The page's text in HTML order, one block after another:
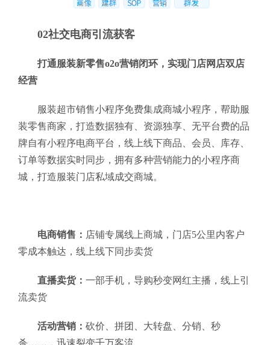
02社交电商引流获客
打通服装新零售o2o营销闭环，实现门店网店双店
经营
服装超市销售小程序免费集成商城小程序，帮助服
装零售商家，打造数据独有、资源独享、无平台费的品
牌自有小程序电商平台，线上线下商品、会员、库存、
订单等数据实时同步，拥有多种营销能力的小程序商
城，打造服装门店私域成交商城。
电商销售： 店铺专属线上商城，门店5公里内客户
零成本触达，线上线下同步卖货
直播卖货： 一部手机，导购秒变网红主播，线上引
流卖货
活动营销： 砍价、拼团、大转盘、分销、秒